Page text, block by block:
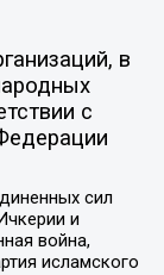
в
с
сил
и
война,
исламского